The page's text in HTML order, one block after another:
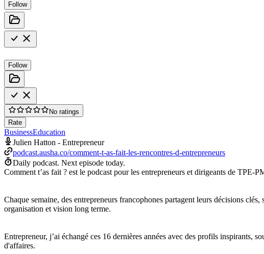
Follow
Follow
No ratings
Rate
BusinessEducation
Julien Hatton - Entrepreneur
podcast.ausha.co/comment-t-as-fait-les-rencontres-d-entrepreneurs
Daily podcast. Next episode today.
Comment t’as fait ? est le podcast pour les entrepreneurs et dirigeants de
Chaque semaine, des entrepreneurs francophones partagent leurs décisions
organisation et vision long terme.
Entrepreneur, j’ai échangé ces 16 dernières années avec des profils
d'affaires.